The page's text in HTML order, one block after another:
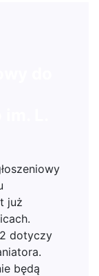
już
dotyczy
będą